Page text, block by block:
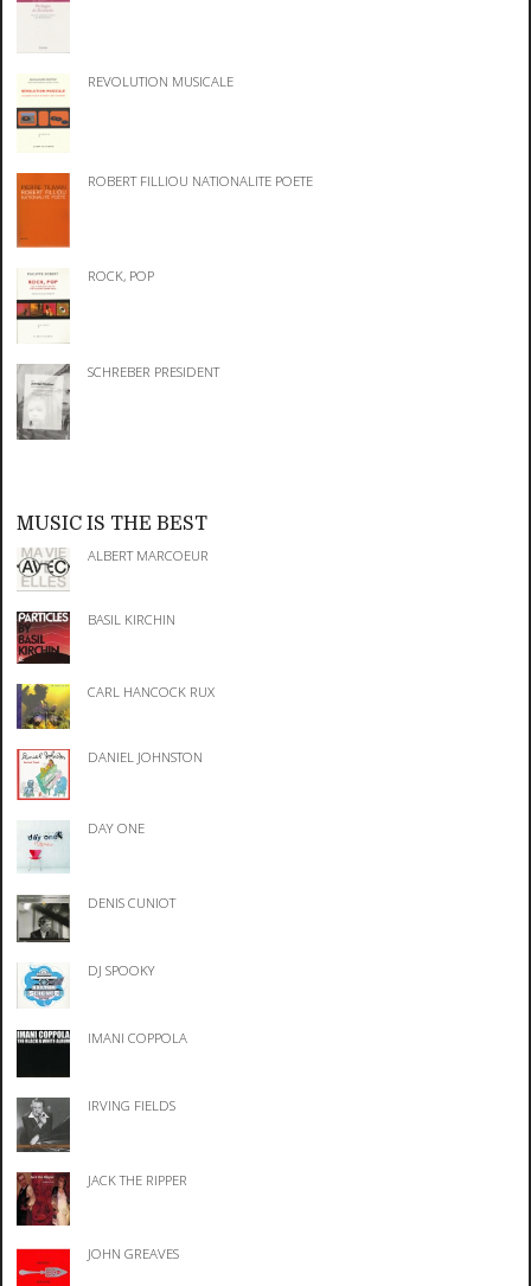
REVOLUTION MUSICALE
ROBERT FILLIOU NATIONALITE POETE
ROCK, POP
SCHREBER PRESIDENT
MUSIC IS THE BEST
ALBERT MARCOEUR
BASIL KIRCHIN
CARL HANCOCK RUX
DANIEL JOHNSTON
DAY ONE
DENIS CUNIOT
DJ SPOOKY
IMANI COPPOLA
IRVING FIELDS
JACK THE RIPPER
JOHN GREAVES